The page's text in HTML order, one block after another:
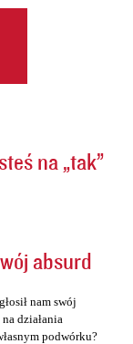
na „tak”
absurd
nam swój
działania
podwórku?